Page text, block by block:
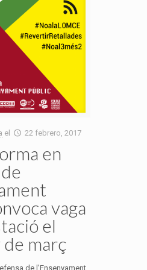
el 22 febrero, 2017
en
vaga
el
març
de l’Ensenyament